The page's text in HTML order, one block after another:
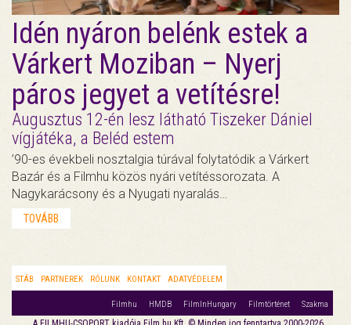
Idén nyáron belénk estek a
Várkert Moziban – Nyerj
páros jegyet a vetítésre!
Augusztus 12-én lesz látható Tiszeker Dániel
vígjátéka, a Beléd estem
’90-es évekbeli nosztalgia túrával folytatódik a Várkert
Bazár és a Filmhu közös nyári vetítéssorozata. A
Nagykarácsony és a Nyugati nyaralás…
TOVÁBB
STÁB PARTNEREK RÓLUNK KONTAKT ADATVÉDELEM
Filmhu HMDB FilmInHungary Filmtörténet Szakma